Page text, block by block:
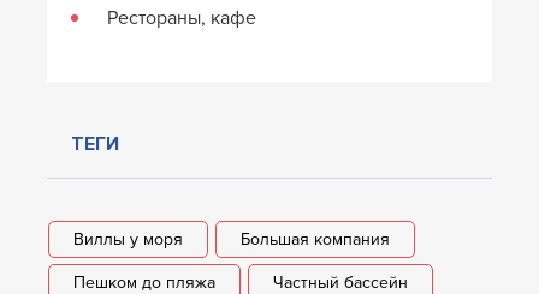
Рестораны, кафе
ТЕГИ
Виллы у моря Большая компания
Пешком до пляжа Частный бассейн